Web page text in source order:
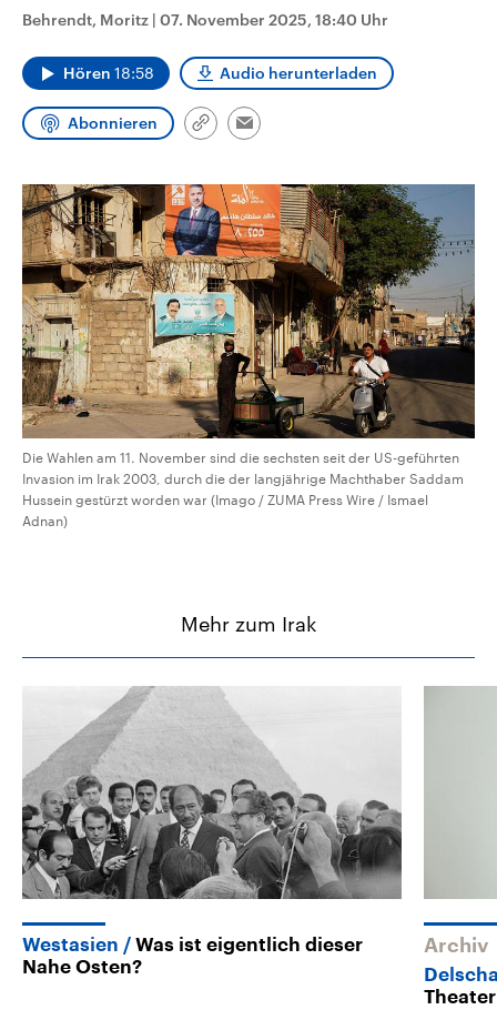
Bundesland von einer Koalition aus
CDU, SPD und FDP regiert.-
Wahlprogramme, aktuelle Berichte
und Hintergründe zu den Parteien
Wahl.
mit großem Einfluss auf
aktuelle Weltgeschehen.
Sendungen Programm Podcasts
Audio-Archiv
Behrendt, Moritz | 07. November 2025, 18:40 Uhr
Hören 18:58 Audio herunterladen
Abonnieren
Link
Email
Die Wahlen am 11. November sind die sechsten seit der US-geführten
Invasion im Irak 2003, durch die der langjährige Machthaber Saddam
Hussein gestürzt worden war (Imago / ZUMA Press Wire / Ismael
Adnan)
Mehr zum Irak
Westasien
Was ist eigentlich dieser
Nahe Osten?
Archiv